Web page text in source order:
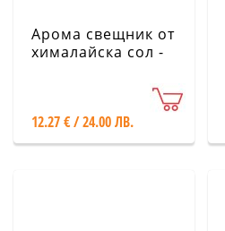
Арома свещник от
хималайска сол -
12.27 € / 24.00 ЛВ.